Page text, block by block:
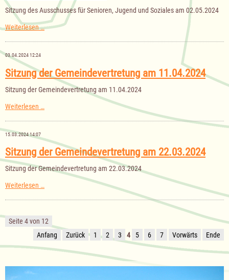
Sitzung des Ausschusses für Senioren, Jugend und Soziales am 02.05.2024
Weiterlesen …Sitzung
Ausschusses
Jugend
und
Soziales
am
03.04.2024 12:24
Sitzung der Gemeindevertretung am 11.04.2024
Sitzung der Gemeindevertretung am 11.04.2024
Weiterlesen …
Gemeindevertretung
11.04.2024
15.03.2024 14:07
Sitzung der Gemeindevertretung am 22.03.2024
Sitzung der Gemeindevertretung am 22.03.2024
Weiterlesen …Sitzung
Gemeindevertretung
22.03.2024
Seite 4 von 12
Anfang
Zurück 1 2 3 4 5 6 7 Vorwärts Ende